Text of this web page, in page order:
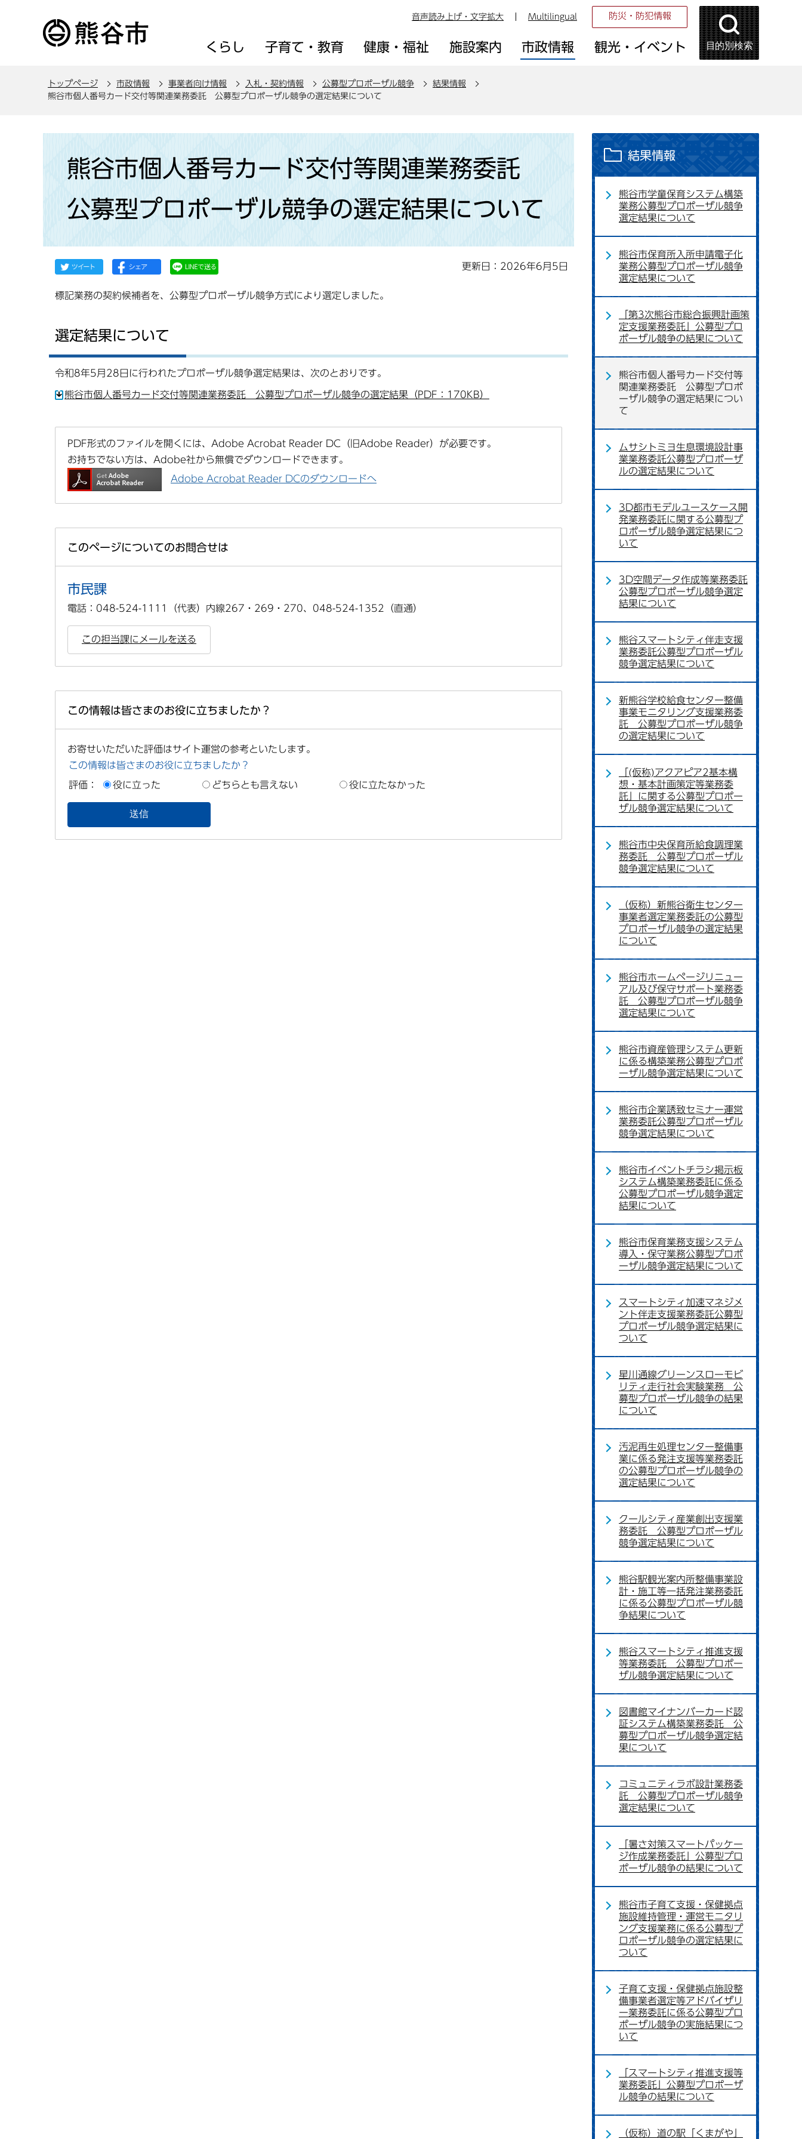
音声読み上げ・文字拡大 Multilingual 防災・防犯情報
くらし 子育て・教育 健康・福祉 施設案内 市政情報 観光・イベント 目的別検索
トップページ 市政情報 事業者向け情報 入札・契約情報 公募型プロポーザル競争
結果情報
熊谷市個人番号カード交付等関連業務委託 公募型プロポーザル競争の選定結果について
熊谷市個人番号カード交付等関連業務委託
公募型プロポーザル競争の選定結果について
更新日：2026年6月5日
標記業務の契約候補者を、公募型プロポーザル競争方式により選定しました。
選定結果について
令和8年5月28日に行われたプロポーザル競争選定結果は、次のとおりです。
熊谷市個人番号カード交付等関連業務委託 公募型プロポーザル競争の選定結果（PDF：170KB）
PDF形式のファイルを開くには、Adobe Acrobat Reader DC（旧Adobe Reader）が必要です。
お持ちでない方は、Adobe社から無償でダウンロードできます。
Adobe Acrobat Reader DCのダウンロードへ
このページについてのお問合せは
市民課
電話：048-524-1111（代表）内線267・269・270、048-524-1352（直通）
この担当課にメールを送る
この情報は皆さまのお役に立ちましたか？
お寄せいただいた評価はサイト運営の参考といたします。
この情報は皆さまのお役に立ちましたか？
評価： 役に立った どちらとも言えない 役に立たなかった
結果情報
熊谷市学童保育システム構築
業務公募型プロポーザル競争
選定結果について
熊谷市保育所入所申請電子化
業務公募型プロポーザル競争
選定結果について
「第3次熊谷市総合振興計画策
定支援業務委託」公募型プロ
ポーザル競争の結果について
熊谷市個人番号カード交付等
関連業務委託 公募型プロポ
ーザル競争の選定結果につい
て
ムサシトミヨ生息環境設計事
業業務委託公募型プロポーザ
ルの選定結果について
3D都市モデルユースケース開
発業務委託に関する公募型プ
ロポーザル競争選定結果につ
いて
3D空間データ作成等業務委託
公募型プロポーザル競争選定
結果について
熊谷スマートシティ伴走支援
業務委託公募型プロポーザル
競争選定結果について
新熊谷学校給食センター整備
事業モニタリング支援業務委
託 公募型プロポーザル競争
の選定結果について
「(仮称)アクアピア2基本構
想・基本計画策定等業務委
託」に関する公募型プロポー
ザル競争選定結果について
熊谷市中央保育所給食調理業
務委託 公募型プロポーザル
競争選定結果について
（仮称）新熊谷衛生センター
事業者選定業務委託の公募型
プロポーザル競争の選定結果
について
熊谷市ホームページリニュー
アル及び保守サポート業務委
託 公募型プロポーザル競争
選定結果について
熊谷市資産管理システム更新
に係る構築業務公募型プロポ
ーザル競争選定結果について
熊谷市企業誘致セミナー運営
業務委託公募型プロポーザル
競争選定結果について
熊谷市イベントチラシ掲示板
システム構築業務委託に係る
公募型プロポーザル競争選定
結果について
熊谷市保育業務支援システム
導入・保守業務公募型プロポ
ーザル競争選定結果について
スマートシティ加速マネジメ
ント伴走支援業務委託公募型
プロポーザル競争選定結果に
ついて
星川通線グリーンスローモビ
リティ走行社会実験業務 公
募型プロポーザル競争の結果
について
汚泥再生処理センター整備事
業に係る発注支援等業務委託
の公募型プロポーザル競争の
選定結果について
クールシティ産業創出支援業
務委託 公募型プロポーザル
競争選定結果について
熊谷駅観光案内所整備事業設
計・施工等一括発注業務委託
に係る公募型プロポーザル競
争結果について
熊谷スマートシティ推進支援
等業務委託 公募型プロポー
ザル競争選定結果について
図書館マイナンバーカード認
証システム構築業務委託 公
募型プロポーザル競争選定結
果について
コミュニティラボ設計業務委
託 公募型プロポーザル競争
選定結果について
「暑さ対策スマートパッケー
ジ作成業務委託」公募型プロ
ポーザル競争の結果について
熊谷市子育て支援・保健拠点
施設維持管理・運営モニタリ
ング支援業務に係る公募型プ
ロポーザル競争の選定結果に
ついて
子育て支援・保健拠点施設整
備事業者選定等アドバイザリ
ー業務委託に係る公募型プロ
ポーザル競争の実施結果につ
いて
「スマートシティ推進支援等
業務委託」公募型プロポーザ
ル競争の結果について
（仮称）道の駅「くまがや」